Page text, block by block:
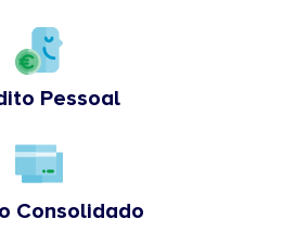
Pessoal
Consolidado